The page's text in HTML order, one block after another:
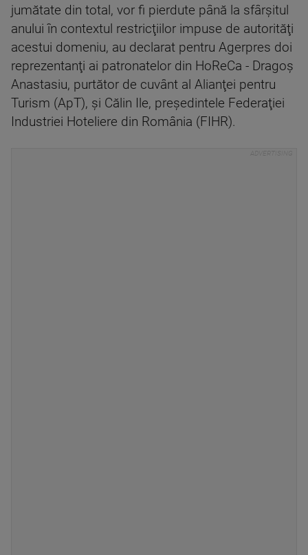
jumătate din total, vor fi pierdute până la sfârşitul
anului în contextul restricţiilor impuse de autorităţi
acestui domeniu, au declarat pentru Agerpres doi
reprezentanţi ai patronatelor din HoReCa - Dragoş
Anastasiu, purtător de cuvânt al Alianţei pentru
Turism (ApT), şi Călin Ile, preşedintele Federaţiei
Industriei Hoteliere din România (FIHR).